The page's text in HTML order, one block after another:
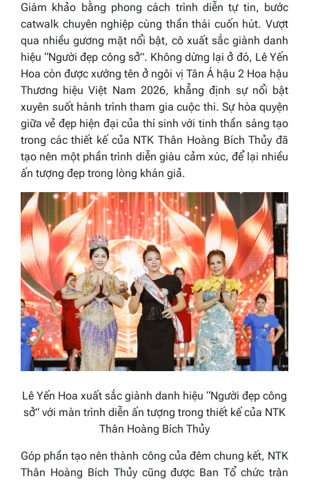
Giám khảo bằng phong cách trình diễn tự tin, bước
catwalk chuyên nghiệp cùng thần thái cuốn hút. Vượt
qua nhiều gương mặt nổi bật, cô xuất sắc giành danh
hiệu “Người đẹp công sở”. Không dừng lại ở đó, Lê Yến
Hoa còn được xướng tên ở ngôi vị Tân Á hậu 2 Hoa hậu
Thương hiệu Việt Nam 2026, khẳng định sự nổi bật
xuyên suốt hành trình tham gia cuộc thi. Sự hòa quyện
giữa vẻ đẹp hiện đại của thí sinh với tinh thần sáng tạo
trong các thiết kế của NTK Thân Hoàng Bích Thủy đã
tạo nên một phần trình diễn giàu cảm xúc, để lại nhiều
ấn tượng đẹp trong lòng khán giả.
Lê Yến Hoa xuất sắc giành danh hiệu “Người đẹp công
sở” với màn trình diễn ấn tượng trong thiết kế của NTK
Thân Hoàng Bích Thủy
Góp phần tạo nên thành công của đêm chung kết, NTK
Thân Hoàng Bích Thủy cũng được Ban Tổ chức trân